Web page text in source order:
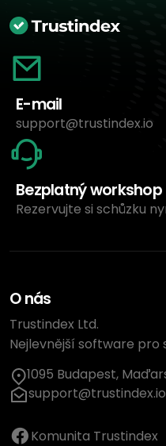
E-mail
support@trustindex.io
Bezplatný workshop
Rezervujte si schůzku
O nás
Trustindex Ltd.
Nejlevnější software pro
1095 Budapest,
support@trustindex.io
Komunita Trustindex